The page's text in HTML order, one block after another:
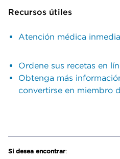
Recursos útiles
Atención médica
Ordene sus recetas en
Obtenga más
convertirse en miembro
Si desea encontrar: